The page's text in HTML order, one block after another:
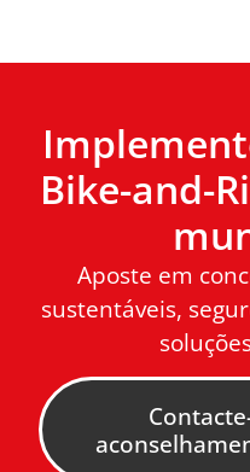
Bike-and-
Aposte em
sustentáveis,